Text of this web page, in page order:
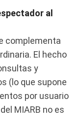
al
complementa
El hecho
y
(lo que supone
por usuario
MIARB no es